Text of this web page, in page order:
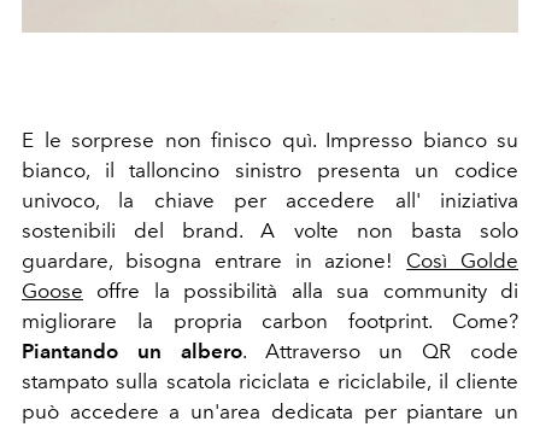
E le sorprese non finisco quì. Impresso bianco su
bianco, il talloncino sinistro presenta un codice
univoco, la chiave per accedere all' iniziativa
sostenibili del brand. A volte non basta solo
guardare, bisogna entrare in azione! Così Golde
Goose offre la possibilità alla sua community di
migliorare la propria carbon footprint. Come?
Piantando un albero. Attraverso un QR code
stampato sulla scatola riciclata e riciclabile, il cliente
può accedere a un'area dedicata per piantare un